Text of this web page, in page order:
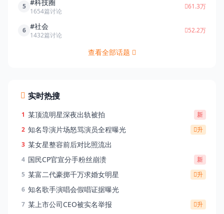
5 #科技圈
1654篇讨论
61.3万
6 #社会
1432篇讨论
52.2万
查看全部话题
实时热搜
1 某顶流明星深夜出轨被拍
新
2 知名导演片场怒骂演员全程曝光
升
3 某女星整容前后对比照流出
4 国民CP官宣分手粉丝崩溃
新
5 某富二代豪掷千万求婚女明星
升
6 知名歌手演唱会假唱证据曝光
7 某上市公司CEO被实名举报
升